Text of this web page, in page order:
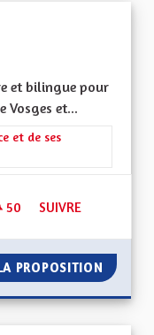
et bilingue pour
Vosges et...
et de ses
50 50 ABONNÉS
SUIVRE
PROPOSITION